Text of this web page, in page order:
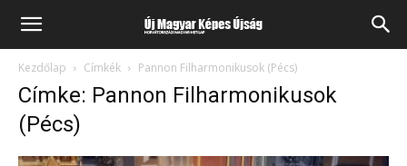
Kezdőlap Címkék Pannon Filharmonikusok (Pécs)
Címke: Pannon Filharmonikusok
(Pécs)